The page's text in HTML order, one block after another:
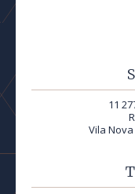
11
Vila Nova